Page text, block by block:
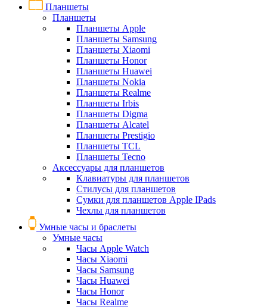
Планшеты
Планшеты
Планшеты Apple
Планшеты Samsung
Планшеты Xiaomi
Планшеты Honor
Планшеты Huawei
Планшеты Nokia
Планшеты Realme
Планшеты Irbis
Планшеты Digma
Планшеты Alcatel
Планшеты Prestigio
Планшеты TCL
Планшеты Tecno
Аксессуары для планшетов
Клавиатуры для планшетов
Стилусы для планшетов
Сумки для планшетов Apple IPads
Чехлы для планшетов
Умные часы и браслеты
Умные часы
Часы Apple Watch
Часы Xiaomi
Часы Samsung
Часы Huawei
Часы Honor
Часы Realme